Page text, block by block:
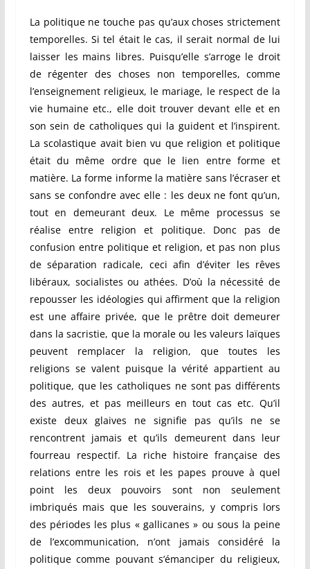
La politique ne touche pas qu’aux choses strictement
temporelles. Si tel était le cas, il serait normal de lui
laisser les mains libres. Puisqu’elle s’arroge le droit
de régenter des choses non temporelles, comme
l’enseignement religieux, le mariage, le respect de la
vie humaine etc., elle doit trouver devant elle et en
son sein de catholiques qui la guident et l’inspirent.
La scolastique avait bien vu que religion et politique
était du même ordre que le lien entre forme et
matière. La forme informe la matière sans l’écraser et
sans se confondre avec elle : les deux ne font qu’un,
tout en demeurant deux. Le même processus se
réalise entre religion et politique. Donc pas de
confusion entre politique et religion, et pas non plus
de séparation radicale, ceci afin d’éviter les rêves
libéraux, socialistes ou athées. D’où la nécessité de
repousser les idéologies qui affirment que la religion
est une affaire privée, que le prêtre doit demeurer
dans la sacristie, que la morale ou les valeurs laïques
peuvent remplacer la religion, que toutes les
religions se valent puisque la vérité appartient au
politique, que les catholiques ne sont pas différents
des autres, et pas meilleurs en tout cas etc. Qu’il
existe deux glaives ne signifie pas qu’ils ne se
rencontrent jamais et qu’ils demeurent dans leur
fourreau respectif. La riche histoire française des
relations entre les rois et les papes prouve à quel
point les deux pouvoirs sont non seulement
imbriqués mais que les souverains, y compris lors
des périodes les plus « gallicanes » ou sous la peine
de l’excommunication, n’ont jamais considéré la
politique comme pouvant s’émanciper du religieux,